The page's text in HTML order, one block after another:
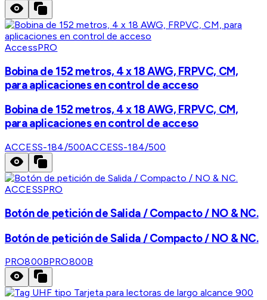
AccessPRO
Bobina de 152 metros, 4 x 18 AWG, FRPVC, CM,
para aplicaciones en control de acceso
Bobina de 152 metros, 4 x 18 AWG, FRPVC, CM,
para aplicaciones en control de acceso
ACCESS-184/500ACCESS-184/500
ACCESSPRO
Botón de petición de Salida / Compacto / NO & NC.
Botón de petición de Salida / Compacto / NO & NC.
PRO800BPRO800B